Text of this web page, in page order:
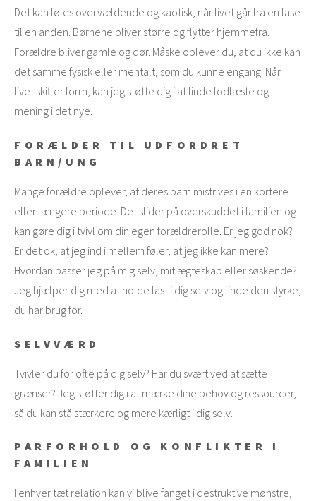
Det kan føles overvældende og kaotisk, når livet går fra en fase
til en anden. Børnene bliver større og flytter hjemmefra.
Forældre bliver gamle og dør. Måske oplever du, at du ikke kan
det samme fysisk eller mentalt, som du kunne engang. Når
livet skifter form, kan jeg støtte dig i at finde fodfæste og
mening i det nye.
FORÆLDER TIL UDFORDRET
BARN/UNG
Mange forældre oplever, at deres barn mistrives i en kortere
eller længere periode. Det slider på overskuddet i familien og
kan gøre dig i tvivl om din egen forældrerolle. Er jeg god nok?
Er det ok, at jeg ind i mellem føler, at jeg ikke kan mere?
Hvordan passer jeg på mig selv, mit ægteskab eller søskende?
Jeg hjælper dig med at holde fast i dig selv og finde den styrke,
du har brug for.
SELVVÆRD
Tvivler du for ofte på dig selv? Har du svært ved at sætte
grænser? Jeg støtter dig i at mærke dine behov og ressourcer,
så du kan stå stærkere og mere kærligt i dig selv.
PARFORHOLD OG KONFLIKTER I
FAMILIEN
I enhver tæt relation kan vi blive fanget i destruktive mønstre,